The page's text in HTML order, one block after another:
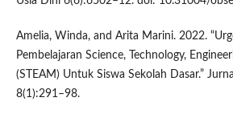
Amelia, Winda, and Arita Marini. 2022.
Pembelajaran Science, Technology,
(STEAM) Untuk Siswa Sekolah Dasar.”
8(1):291–98.